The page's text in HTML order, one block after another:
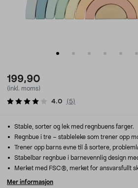
199,90
(inkl. moms)
4.0 ( 5)
Stable, sorter og lek med regnbuens farger.
Regnbue i tre – stableleke som trener opp
Trener opp barns evne til å sortere,
Stabelbar regnbue i barnevennlig design
Merket med FSC®, merket for ansvarsfullt
Mer informasjon